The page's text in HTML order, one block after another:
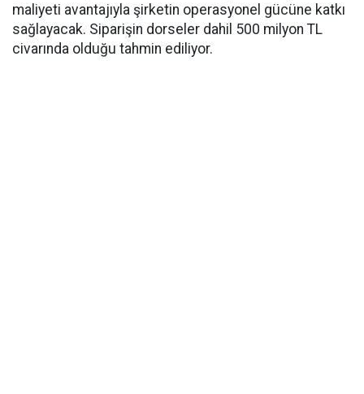
maliyeti avantajıyla şirketin operasyonel gücüne katkı
sağlayacak. Siparişin dorseler dahil 500 milyon TL
civarında olduğu tahmin ediliyor.